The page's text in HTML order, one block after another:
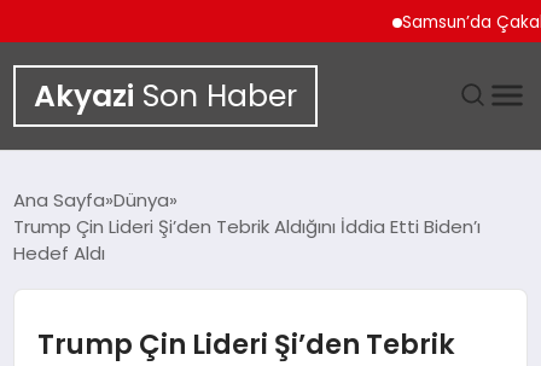
Samsun’da Çakallı
Akyazi Son Haber
SIYASET
Ana Sayfa Dünya
Trump Çin Lideri Şi’den Tebrik Aldığını İddia Etti Biden’ı
Hedef Aldı
Trump Çin Lideri Şi’den Tebrik